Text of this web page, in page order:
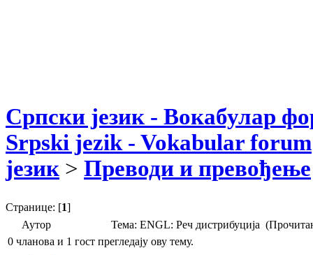
Српски језик - Вокабулар
Srpski jezik - Vokabular forum
језик > Преводи и превођење
Странице: [1]
Аутор
Тема: ENGL: Реч дистрибуција
0 чланова и 1 гост прегледају ову тему.